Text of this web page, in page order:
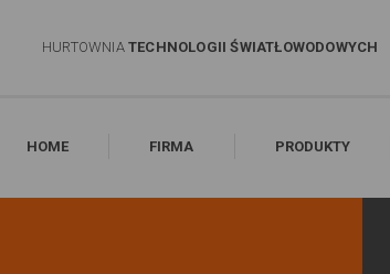
HURTOWNIA TECHNOLOGII ŚWIATŁOWODOWYCH
HOME FIRMA PRODUKTY